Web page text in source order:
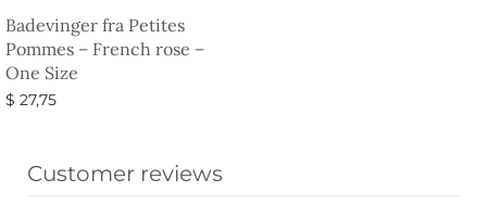
Badevinger fra Petites
Pommes – French rose –
One Size
$ 27,75
Customer reviews